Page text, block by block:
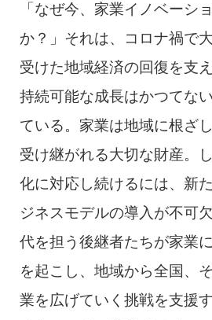
「なぜ今、家業イノベーシ
か？」それは、コロナ禍で
受けた地域経済の回復を支
持続可能な成長はかつてな
ている。家業は地域に根ざ
受け継がれる大切な財産。
化に対応し続けるには、新
ジネスモデルの導入が不可
代を担う後継者たちが家業
を起こし、地域から全国、
業を広げていく挑戦を支援